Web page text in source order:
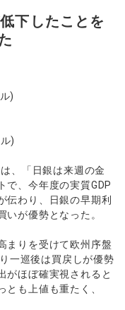
）
下したことを
)
)
、「日銀は来週の金
で、今年度の実質GDP
伝わり、日銀の早期利
いが優勢となった。
まりを受けて欧州序盤
一巡後は買戻しが優勢
がほぼ確実視されると
も上値も重たく、